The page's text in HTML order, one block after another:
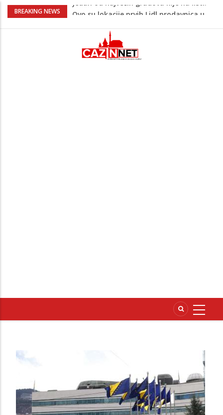
BREAKING NEWS
Na Ahiret preselio ŠUPUK (Refik) ŠEFIK
obilježavanja godišnjice: "Doživjela sam
poniženje na mjestu gdje se odaje
počast mom sinu"